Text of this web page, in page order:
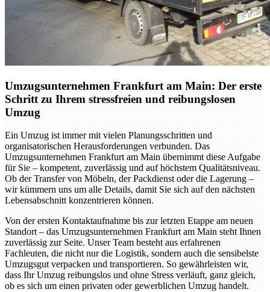
Umzugsunternehmen Frankfurt am Main: Der erste
Schritt zu Ihrem stressfreien und reibungslosen
Umzug
Ein Umzug ist immer mit vielen Planungsschritten und
organisatorischen Herausforderungen verbunden. Das
Umzugsunternehmen Frankfurt am Main übernimmt diese Aufgabe
für Sie – kompetent, zuverlässig und auf höchstem Qualitätsniveau.
Ob der Transfer von Möbeln, der Packdienst oder die Lagerung –
wir kümmern uns um alle Details, damit Sie sich auf den nächsten
Lebensabschnitt konzentrieren können.
Von der ersten Kontaktaufnahme bis zur letzten Etappe am neuen
Standort – das Umzugsunternehmen Frankfurt am Main steht Ihnen
zuverlässig zur Seite. Unser Team besteht aus erfahrenen
Fachleuten, die nicht nur die Logistik, sondern auch die sensibelste
Umzugsgut verpacken und transportieren. So gewährleisten wir,
dass Ihr Umzug reibungslos und ohne Stress verläuft, ganz gleich,
ob es sich um einen privaten oder gewerblichen Umzug handelt.